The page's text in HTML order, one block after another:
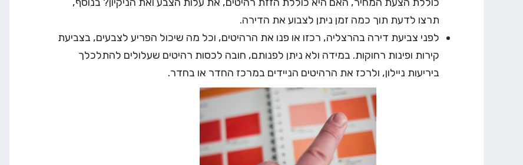
תרצו לדעת תוך כמה זמן ניתן לצבוע את הדירה.
לפני צביעת דירה בהרצליה, רכזו או פנו את הרהיטים, וכל מה שיכול הפריע לצבעים, בצביעת
קירות ופינות רחוקות. במידה ולא ניתן לפנותם, חובה לכסות רהיטים שעלולים להתלכלך
ביריעות ניילון, ולרכז את הרהיטים הניידים במרכז החדר או בחדר.